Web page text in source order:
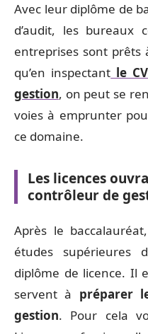
Avec leur diplôme de
d’audit, les bureaux
entreprises sont
qu’en inspectant le
gestion, on peut se
voies à emprunter
ce domaine.
Les licences
contrôleur de
Après le
études supérieures
diplôme de licence. Il
servent à préparer
gestion. Pour cela